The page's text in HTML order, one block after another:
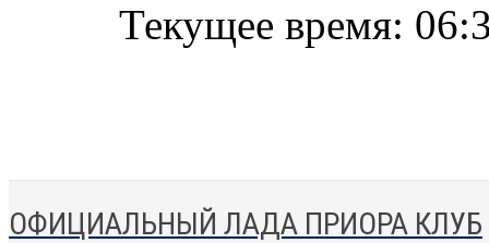
Текущее время:
ОФИЦИАЛЬНЫЙ ЛАДА ПРИОРА КЛУБ